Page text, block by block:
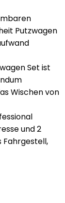
Putzwagen
Set ist
Wischen von
und 2
Fahrgestell,